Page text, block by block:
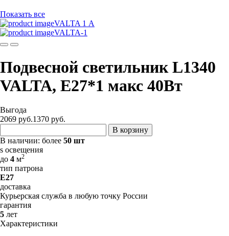
Показать все
VALTA 1 А
VALTA-1
Подвесной светильник L1340
VALTA, Е27*1 макс 40Вт
Выгода
2069 руб.1370 руб.
В корзину
В наличии: более 50 шт
s освещения
до 4 м2
тип патрона
E27
доставка
Курьерская служба в любую точку России
гарантия
5 лет
Характеристики